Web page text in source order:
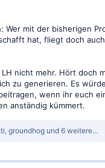
Wer mit der bisherigen
hat, fliegt doch
nicht mehr. Hört doch
zu generieren. Es
wenn ihr euch
anständig kümmert.
, groundhog und 6 weitere...